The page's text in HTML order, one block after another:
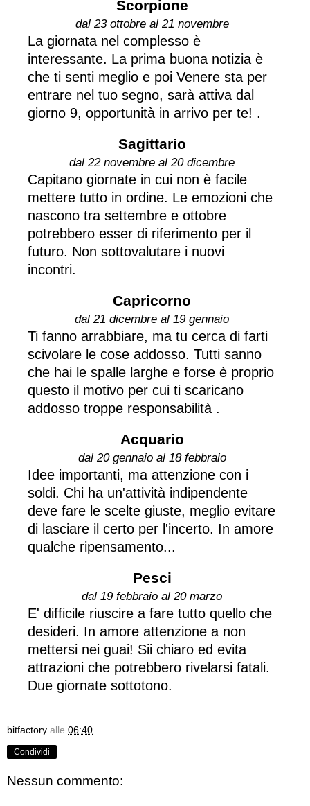
Scorpione
dal 23 ottobre al 21 novembre
La giornata nel complesso è
interessante. La prima buona notizia è
che ti senti meglio e poi Venere sta per
entrare nel tuo segno, sarà attiva dal
giorno 9, opportunità in arrivo per te! .
Sagittario
dal 22 novembre al 20 dicembre
Capitano giornate in cui non è facile
mettere tutto in ordine. Le emozioni che
nascono tra settembre e ottobre
potrebbero esser di riferimento per il
futuro. Non sottovalutare i nuovi
incontri.
Capricorno
dal 21 dicembre al 19 gennaio
Ti fanno arrabbiare, ma tu cerca di farti
scivolare le cose addosso. Tutti sanno
che hai le spalle larghe e forse è proprio
questo il motivo per cui ti scaricano
addosso troppe responsabilità .
Acquario
dal 20 gennaio al 18 febbraio
Idee importanti, ma attenzione con i
soldi. Chi ha un'attività indipendente
deve fare le scelte giuste, meglio evitare
di lasciare il certo per l'incerto. In amore
qualche ripensamento...
Pesci
dal 19 febbraio al 20 marzo
E' difficile riuscire a fare tutto quello che
desideri. In amore attenzione a non
mettersi nei guai! Sii chiaro ed evita
attrazioni che potrebbero rivelarsi fatali.
Due giornate sottotono.
bitfactory alle 06:40
Condividi
Nessun commento: